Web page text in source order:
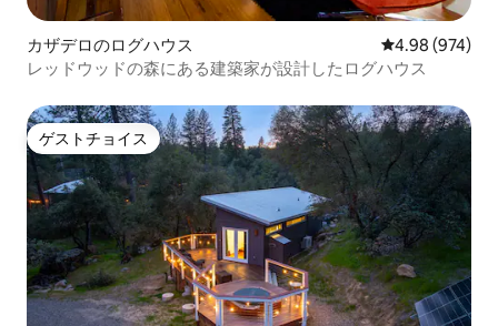
カザデロのログハウス レビュー974
4.98 (974)
レッドウッドの森にある建築家が設計したログハウス
ゲストチョイス
ゲストチョイス